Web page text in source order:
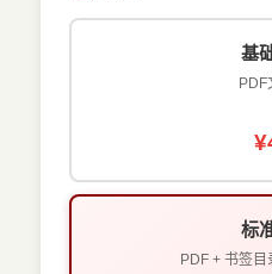
基
PDF
标
PDF + 书签